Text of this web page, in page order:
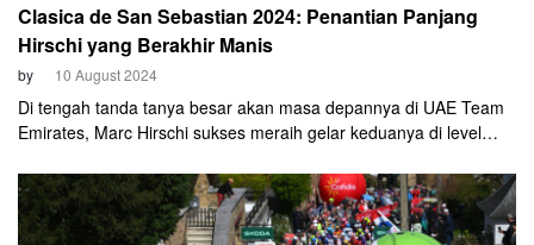
Clasica de San Sebastian 2024: Penantian Panjang
Hirschi yang Berakhir Manis
by 10 August 2024
Di tengah tanda tanya besar akan masa depannya di UAE Team
Emirates, Marc Hirschi sukses meraih gelar keduanya di level
pada Sabtu, 10 Agustus 2024, cyclist asal Swiss ini finis pertama
usai mengalahkan pembalap Soudal Quick-Step, Julian
Alaphilippe.